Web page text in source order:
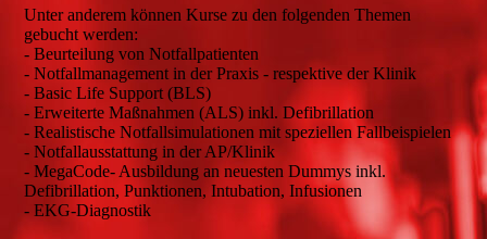
Unter anderem können Kurse zu den folgenden Themen
gebucht werden:
- Beurteilung von Notfallpatienten
- Notfallmanagement in der Praxis - respektive der Klinik
- Basic Life Support (BLS)
- Erweiterte Maßnahmen (ALS) inkl. Defibrillation
- Realistische Notfallsimulationen mit speziellen Fallbeispielen
- Notfallausstattung in der AP/Klinik
- MegaCode- Ausbildung an neuesten Dummys inkl.
Defibrillation, Punktionen, Intubation, Infusionen
- EKG-Diagnostik